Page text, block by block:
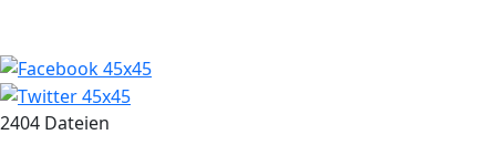
2404 Dateien